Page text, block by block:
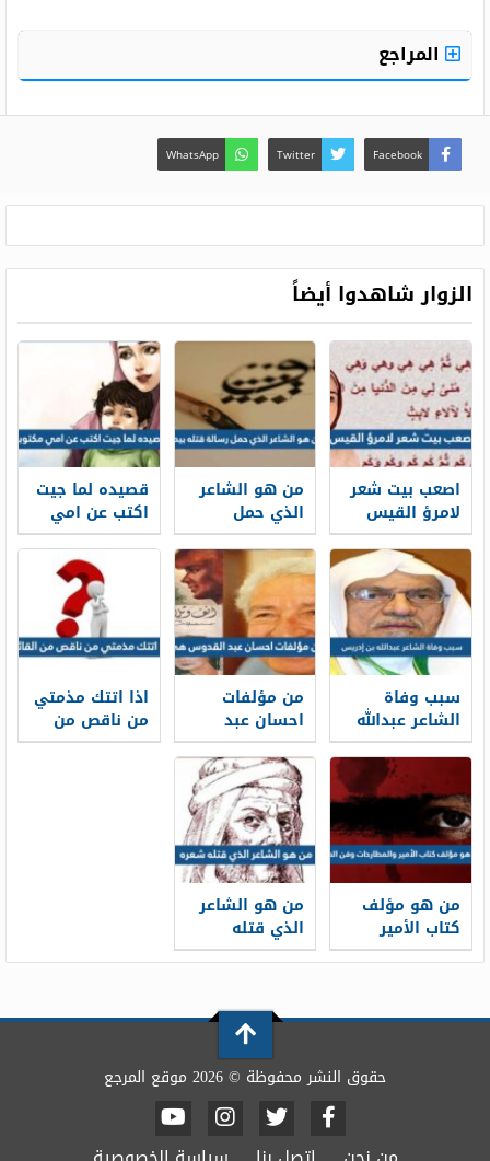
المراجع
Facebook
Twitter
WhatsApp
الزوار شاهدوا أيضاً
اصعب بيت شعر
لامرؤ القيس
من هو الشاعر
الذي حمل
رسالة قتله بيده
قصيده لما جيت
اكتب عن امي
مكتوبة
سبب وفاة
الشاعر عبدالله
بن إدريس
من مؤلفات
احسان عبد
القدوس هي
اذا اتتك مذمتي
من ناقص من
القائل
من هو مؤلف
كتاب الأمير
والمطارحات
من هو الشاعر
الذي قتله
شعره
حقوق النشر محفوظة © 2026 موقع المرجع